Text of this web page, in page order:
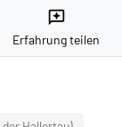
reviews
Erfahrung teilen